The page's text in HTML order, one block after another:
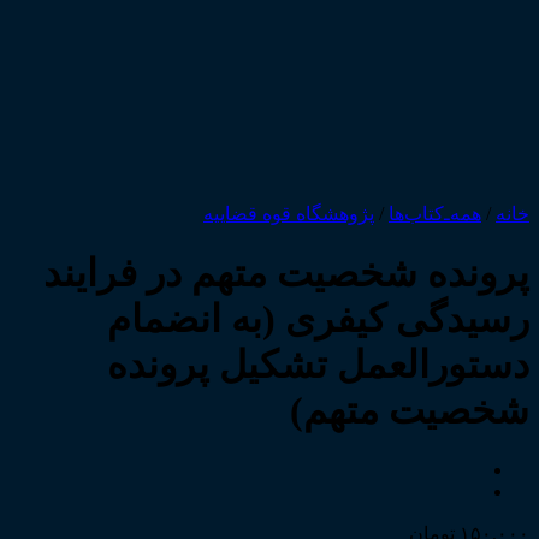
خانه / همه‌ـ‌کتاب‌ها / پژوهشگاه قوه قضاییه
پرونده شخصیت متهم در فرایند
رسیدگی کیفری (به انضمام
دستورالعمل تشکیل پرونده
شخصیت متهم)
۱۵۰,۰۰۰ تومان